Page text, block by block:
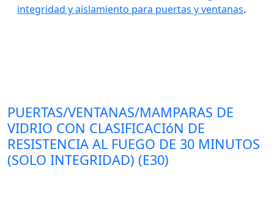
integridad y aislamiento para puertas y ventanas.
PUERTAS/VENTANAS/MAMPARAS DE
VIDRIO CON CLASIFICACIóN DE
RESISTENCIA AL FUEGO DE 30 MINUTOS
(SOLO INTEGRIDAD) (E30)